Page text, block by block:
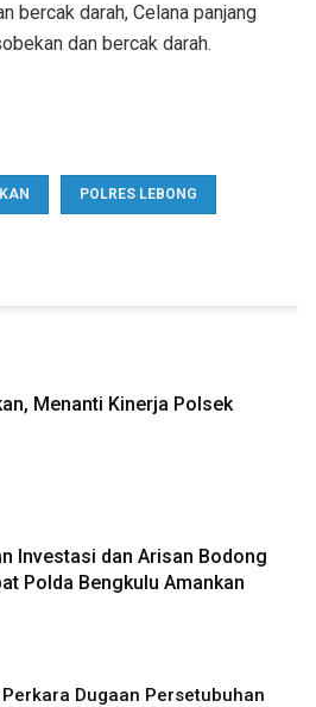
bercak darah, Celana panjang
dan bercak darah.
POLRES LEBONG
Menanti Kinerja Polsek
Investasi dan Arisan Bodong
Polda Bengkulu Amankan
Dugaan Persetubuhan